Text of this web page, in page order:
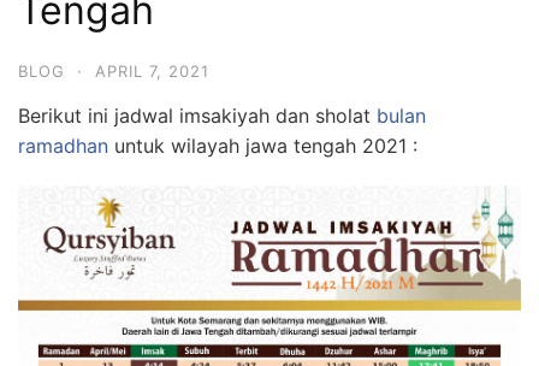
Tengah
BLOG · APRIL 7, 2021
Berikut ini jadwal imsakiyah dan sholat bulan
ramadhan untuk wilayah jawa tengah 2021 :